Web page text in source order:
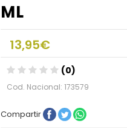
ML
13,95€
(0)
Cod. Nacional: 173579
Compartir